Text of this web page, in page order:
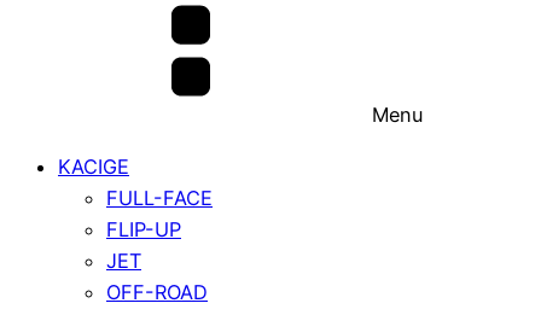
Menu
KACIGE
FULL-FACE
FLIP-UP
JET
OFF-ROAD